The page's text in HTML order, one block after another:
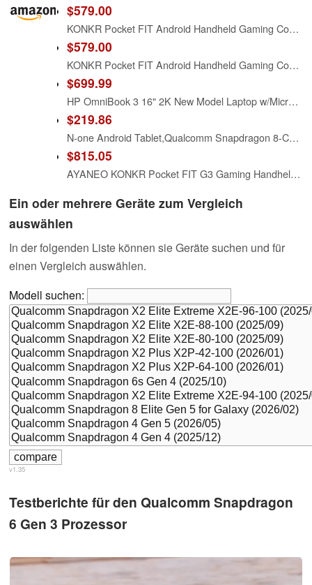
$579.00
KONKR Pocket FIT Android Handheld Gaming Console, Qualcomm Snapdragon G3 Gen 3 Dual Flagship Chip, 6" 1080P 144Hz LCD, Hall Sensing Joystick & Hall Triggers with Dual-Click Trigger Lock, 8400mAh Battery PD Fast Charging, 386g Ultra-Light Ergonomic Design, Support Game Key Mapping for Mobile Games, USB 3.2 Gen2 & SD Expansion(Phantom Black, 16G+512G)
$579.00
KONKR Pocket FIT Android Handheld Gaming Console, Qualcomm Snapdragon G3 Gen 3 Dual Flagship Chip, 6" 1080P 144Hz LCD, Hall Sensing Joystick & Hall Triggers with Dual-Click Trigger Lock, 8400mAh Battery PD Fast Charging, 386g Ultra-Light Ergonomic Design, Support Game Key Mapping for Mobile Games, USB 3.2 Gen2 & SD Expansion (Dragon Yellow, 16G+512G)
$699.99
HP OmniBook 3 16" 2K New Model Laptop w/Microsoft 365, Qualcomm 8-Core CPU for Copilot+, 16GB RAM, 1TB SSD, Backlit & Numeric Keyboard, Windows 11 Home, w/Laptop Cooler, Mica Black
$219.86
N-one Android Tablet,Qualcomm Snapdragon 8-Core 20GB 128GB 12 inch FHD Screen, Android 14 Tablets 4G LTE SIM Cellular 2.4&5GHz WiFi 9200mAh 18W Fast Charger GPS for Work Study and Business
$815.05
AYANEO KONKR Pocket FIT G3 Gaming Handheld 16GB/1TB White
Ein oder mehrere Geräte zum Vergleich
auswählen
In der folgenden Liste können sie Geräte suchen und für
einen Vergleich auswählen.
Modell suchen:
v1.35
Testberichte für den Qualcomm Snapdragon
6 Gen 3 Prozessor